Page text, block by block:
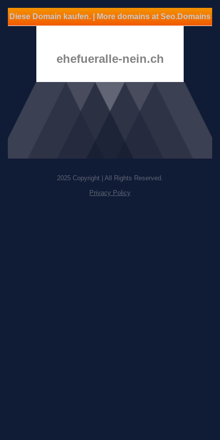
Diese Domain kaufen. | More domains at Seo.Domains
ehefueralle-nein.ch
2025 Copyright | All Rights Reserved.
Privacy Policy